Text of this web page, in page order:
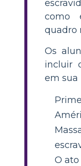
como
quadro
Os
incluir
em sua
O